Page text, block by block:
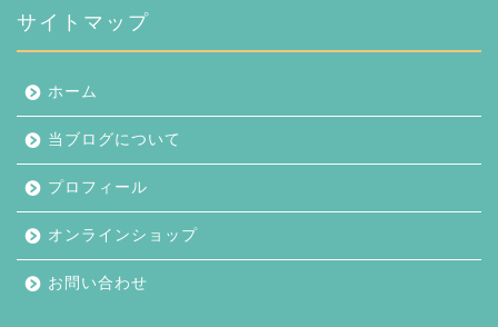
ブ
サイトマップ
ホーム
当ブログについて
プロフィール
オンラインショップ
お問い合わせ